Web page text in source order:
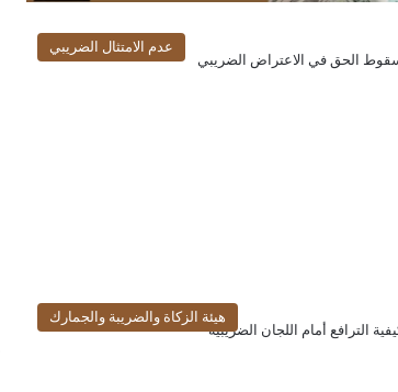
عدم الامتثال الضريبي
هيئة الزكاة والضريبة والجمارك